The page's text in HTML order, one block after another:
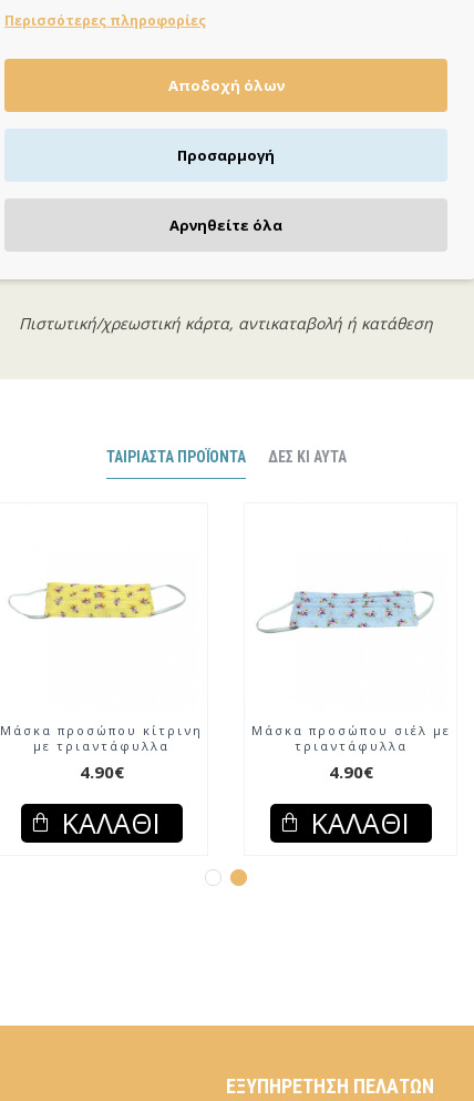
Μάσκα
Γκρί
Πιστωτική/χρεωστική κάρτα, αντικαταβολή ή κατάθεση
ΤΑΙΡΙΑΣΤΆ ΠΡΟΪΌΝΤΑ ΔΕΣ ΚΙ ΑΥΤΆ
Μάσκα προσώπου κίτρινη
με τριαντάφυλλα
4.90€
ΚΑΛΆΘΙ
Μάσκα προσώπου σιέλ με
τριαντάφυλλα
4.90€
ΚΑΛΆΘΙ
ΕΞΥΠΗΡΈΤΗΣΗ ΠΕΛΑΤΏΝ
Περισσότερες πληροφορίες
Αποδοχή όλων
Προσαρμογή
Αρνηθείτε όλα